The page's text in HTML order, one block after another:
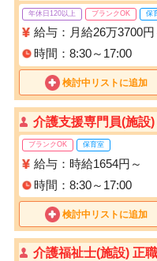
年休日120以上 ブランクOK 保
給与：月給26万3700
時間：8:30～17:00
検討中リストに追加
介護支援専門員(施設)
ブランクOK 保育室
給与：時給1654円～
時間：8:30～17:00
検討中リストに追加
介護福祉士(施設) 正